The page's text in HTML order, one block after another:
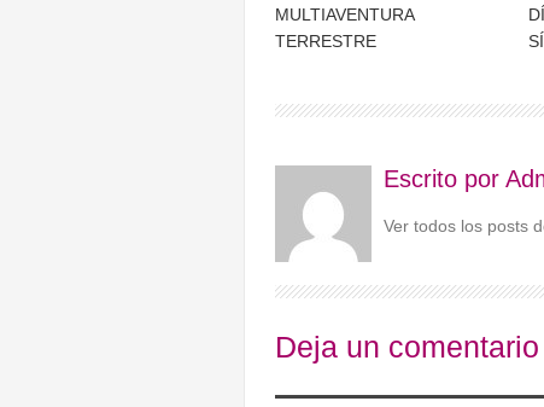
MULTIAVENTURA
TERRESTRE
Escrito por
Ver todos los posts
Deja un comentario